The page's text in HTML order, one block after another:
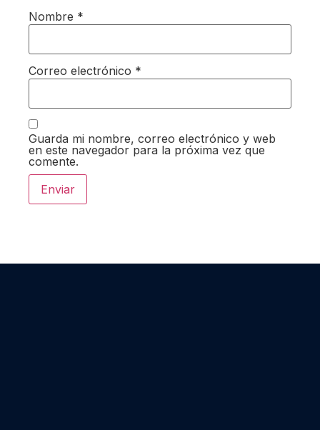
Nombre *
Correo electrónico *
Guarda mi nombre, correo electrónico y web
en este navegador para la próxima vez que
comente.